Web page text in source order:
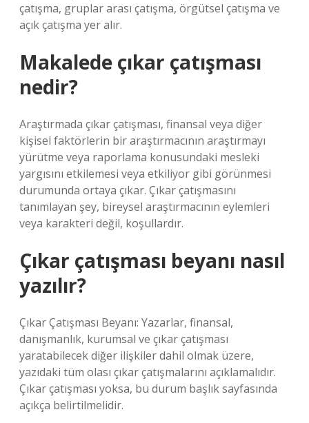
çatışma, gruplar arası çatışma, örgütsel çatışma ve
açık çatışma yer alır.
Makalede çıkar çatışması
nedir?
Araştırmada çıkar çatışması, finansal veya diğer
kişisel faktörlerin bir araştırmacının araştırmayı
yürütme veya raporlama konusundaki mesleki
yargısını etkilemesi veya etkiliyor gibi görünmesi
durumunda ortaya çıkar. Çıkar çatışmasını
tanımlayan şey, bireysel araştırmacının eylemleri
veya karakteri değil, koşullardır.
Çıkar çatışması beyanı nasıl
yazılır?
Çıkar Çatışması Beyanı: Yazarlar, finansal,
danışmanlık, kurumsal ve çıkar çatışması
yaratabilecek diğer ilişkiler dahil olmak üzere,
yazıdaki tüm olası çıkar çatışmalarını açıklamalıdır.
Çıkar çatışması yoksa, bu durum başlık sayfasında
açıkça belirtilmelidir.